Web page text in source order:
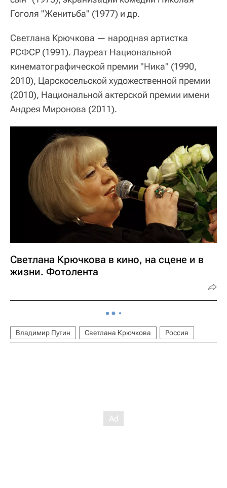
Гоголя "Женитьба" (1977) и др.
Светлана Крючкова — народная артистка
РСФСР (1991). Лауреат Национальной
кинематографической премии "Ника" (1990,
2010), Царскосельской художественной премии
(2010), Национальной актерской премии имени
Андрея Миронова (2011).
Светлана Крючкова в кино, на сцене и в
жизни. Фотолента
Владимир Путин Светлана Крючкова Россия